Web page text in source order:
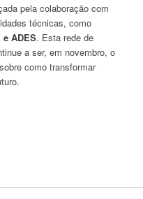
pela colaboração com
técnicas, como
e ADES. Esta rede de
a ser, em novembro, o
como transformar